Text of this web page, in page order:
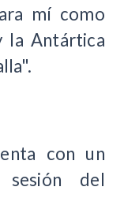
mí como
la Antártica
con un
del